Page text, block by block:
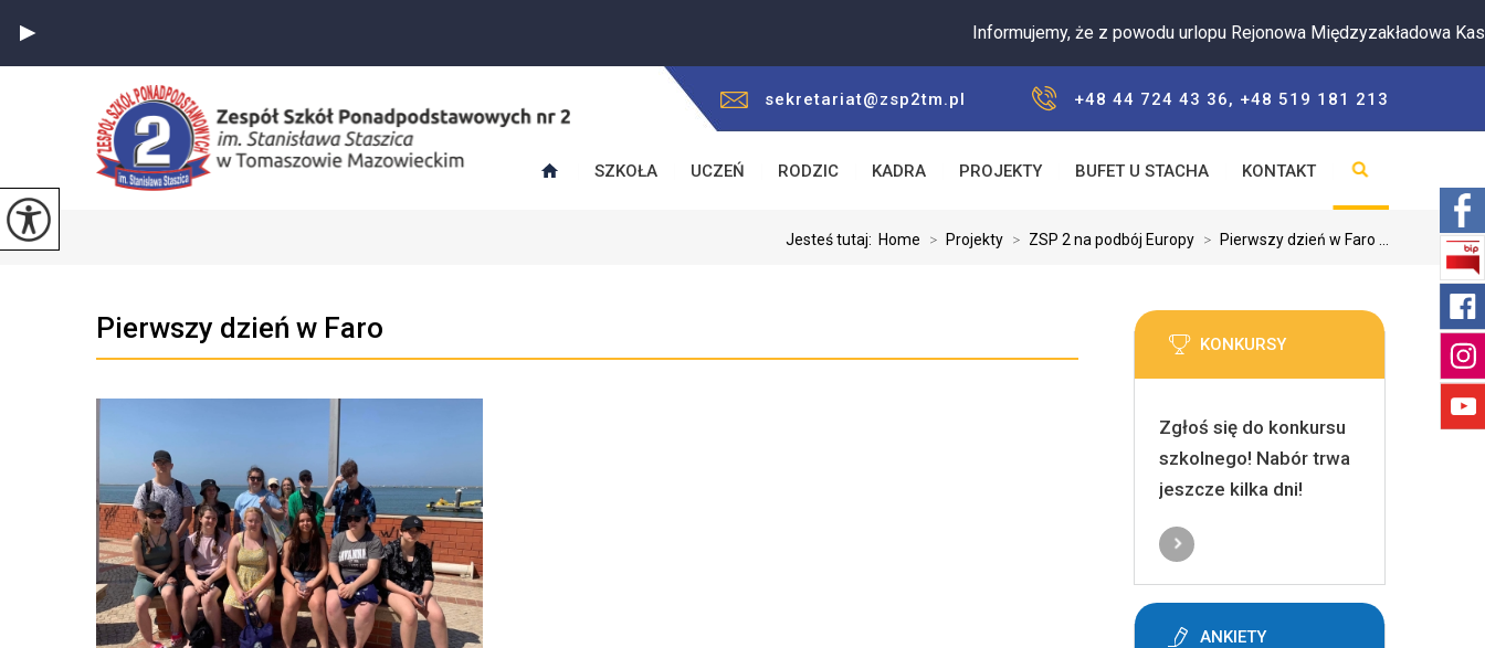
Informujemy, że z powodu urlopu Rejonowa Międzyzakładowa Kasa
sekretariat@zsp2tm.pl +48 44 724 43 36, +48 519 181 213
SZKOŁA UCZEŃ RODZIC KADRA PROJEKTY BUFET U STACHA KONTAKT
Jesteś tutaj: Home > Projekty > ZSP 2 na podbój Europy > Pierwszy dzień w Faro ...
Pierwszy dzień w Faro KONKURSY
Zgłoś się do konkursu
szkolnego! Nabór trwa
jeszcze kilka dni!
ANKIETY